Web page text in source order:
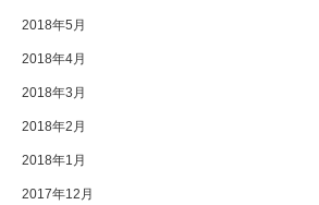
2018年5月
2018年4月
2018年3月
2018年2月
2018年1月
2017年12月